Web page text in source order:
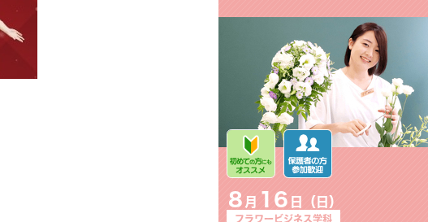
8月16日（日）
ウエディングブーケをつくろう